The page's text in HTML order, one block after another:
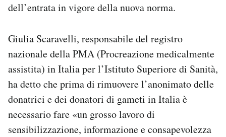
dell’entrata in vigore della nuova norma.
Giulia Scaravelli, responsabile del registro
nazionale della PMA (Procreazione medicalmente
assistita) in Italia per l’Istituto Superiore di Sanità,
ha detto che prima di rimuovere l’anonimato delle
donatrici e dei donatori di gameti in Italia è
necessario fare «un grosso lavoro di
sensibilizzazione, informazione e consapevolezza